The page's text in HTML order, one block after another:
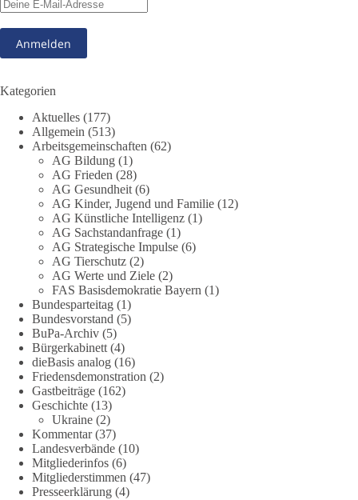
Antworten:
❓ Wie wurden politische Entscheidungen getroffen?
❓ Welche Maßnahmen waren notwendig und welche nicht?
Folgen für Kinder, Familien, Unternehmen und das Vertrauen
🟩🟩🟦🟦🟥🟥🟧🟧
Eine demokratische Gesellschaft lebt nicht davon, unbequeme
Fragen zu vermeiden. Sie lebt davon, Fragen offen zu stellen
und transparent zu beantworten.
dieBasis fordert deshalb weiterhin eine unabhängige,
vollständige und transparente Aufarbeitung der Corona-Politik.
Ohne Denkverbote, ohne Vorverurteilungen und ohne Tabus.
Quellen:https://apnews.com/article/fauci-diaries-covid-origins-
rand-paul-6b25da9f75a0becbaf2886ab22643e67
https://www.tichyseinblick.de/kolumnen/aus-aller-welt/usa-
tagebuch-fauci-corona-impfung/
#dieBasis #Corona #Aufarbeitung
#Vertrauen
239 36 60
Kategorien
Aktuelles (177)
Allgemein (513)
Arbeitsgemeinschaften (62)
AG Bildung (1)
AG Frieden (28)
AG Gesundheit (6)
AG Kinder, Jugend und Familie (12)
AG Künstliche Intelligenz (1)
AG Sachstandanfrage (1)
AG Strategische Impulse (6)
AG Tierschutz (2)
AG Werte und Ziele (2)
FAS Basisdemokratie Bayern (1)
Bundesparteitag (1)
Bundesvorstand (5)
BuPa-Archiv (5)
Bürgerkabinett (4)
dieBasis analog (16)
Friedensdemonstration (2)
Gastbeiträge (162)
Geschichte (13)
Ukraine (2)
Kommentar(37)
Landesverbände (10)
Mitgliederinfos (6)
Mitgliederstimmen (47)
Presseerklärung (4)